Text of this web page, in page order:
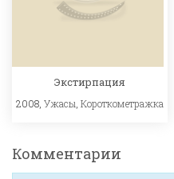
Экстирпация
2008, Ужасы Короткометражка
Комментарии